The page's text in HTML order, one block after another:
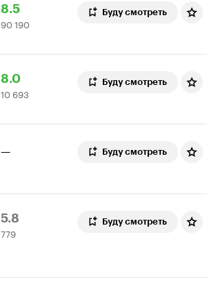
Рейтинг
Кинопоиска
8.5
90
190
90 190
Буду смотреть
Рейтинг
Кинопоиска
8.0
10
693
10 693
Буду смотреть
— Буду смотреть
Рейтинг
Кинопоиска
5.8
779
оценок
779
Буду смотреть